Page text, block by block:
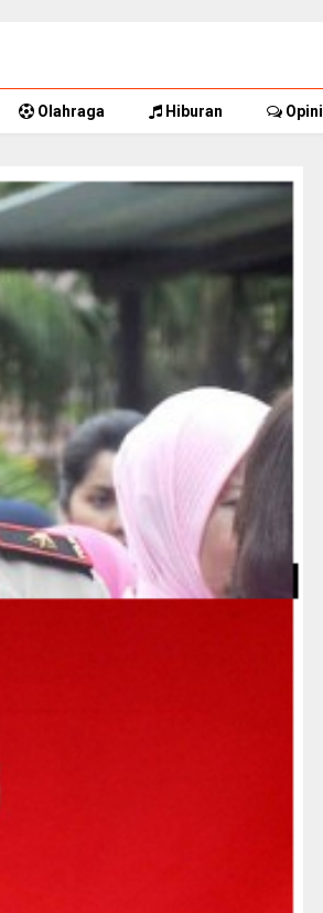
Olahraga Hiburan Opini